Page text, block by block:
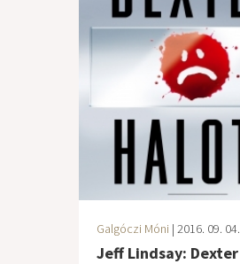
Galgóczi Móni | 2016. 09. 04.
Jeff Lindsay: